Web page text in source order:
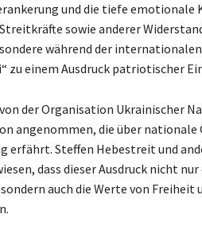
und die tiefe emotionale
sowie anderer
während der
zu einem Ausdruck patriotischer
der Organisation Ukrainischer
angenommen, die über
erfährt. Steffen Hebestreit und
dass dieser Ausdruck nicht
auch die Werte von Freiheit